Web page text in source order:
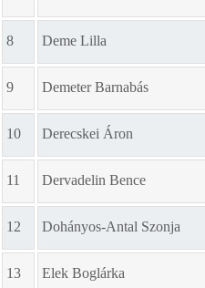
8 Deme Lilla
9 Demeter Barnabás
10 Derecskei Áron
11 Dervadelin Bence
12 Dohányos-Antal Szonja
13 Elek Boglárka